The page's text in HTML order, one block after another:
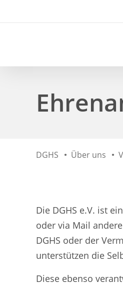
DGHS Über uns
Die DGHS e.V. ist
oder via Mail
DGHS oder der
unterstützen die
Diese ebenso